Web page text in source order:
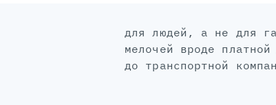
для людей, а не для галочки: без
мелочей вроде платной
до транспортной